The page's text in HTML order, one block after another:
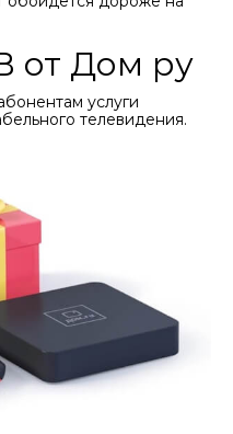
от Дом ру
услуги
телевидения.